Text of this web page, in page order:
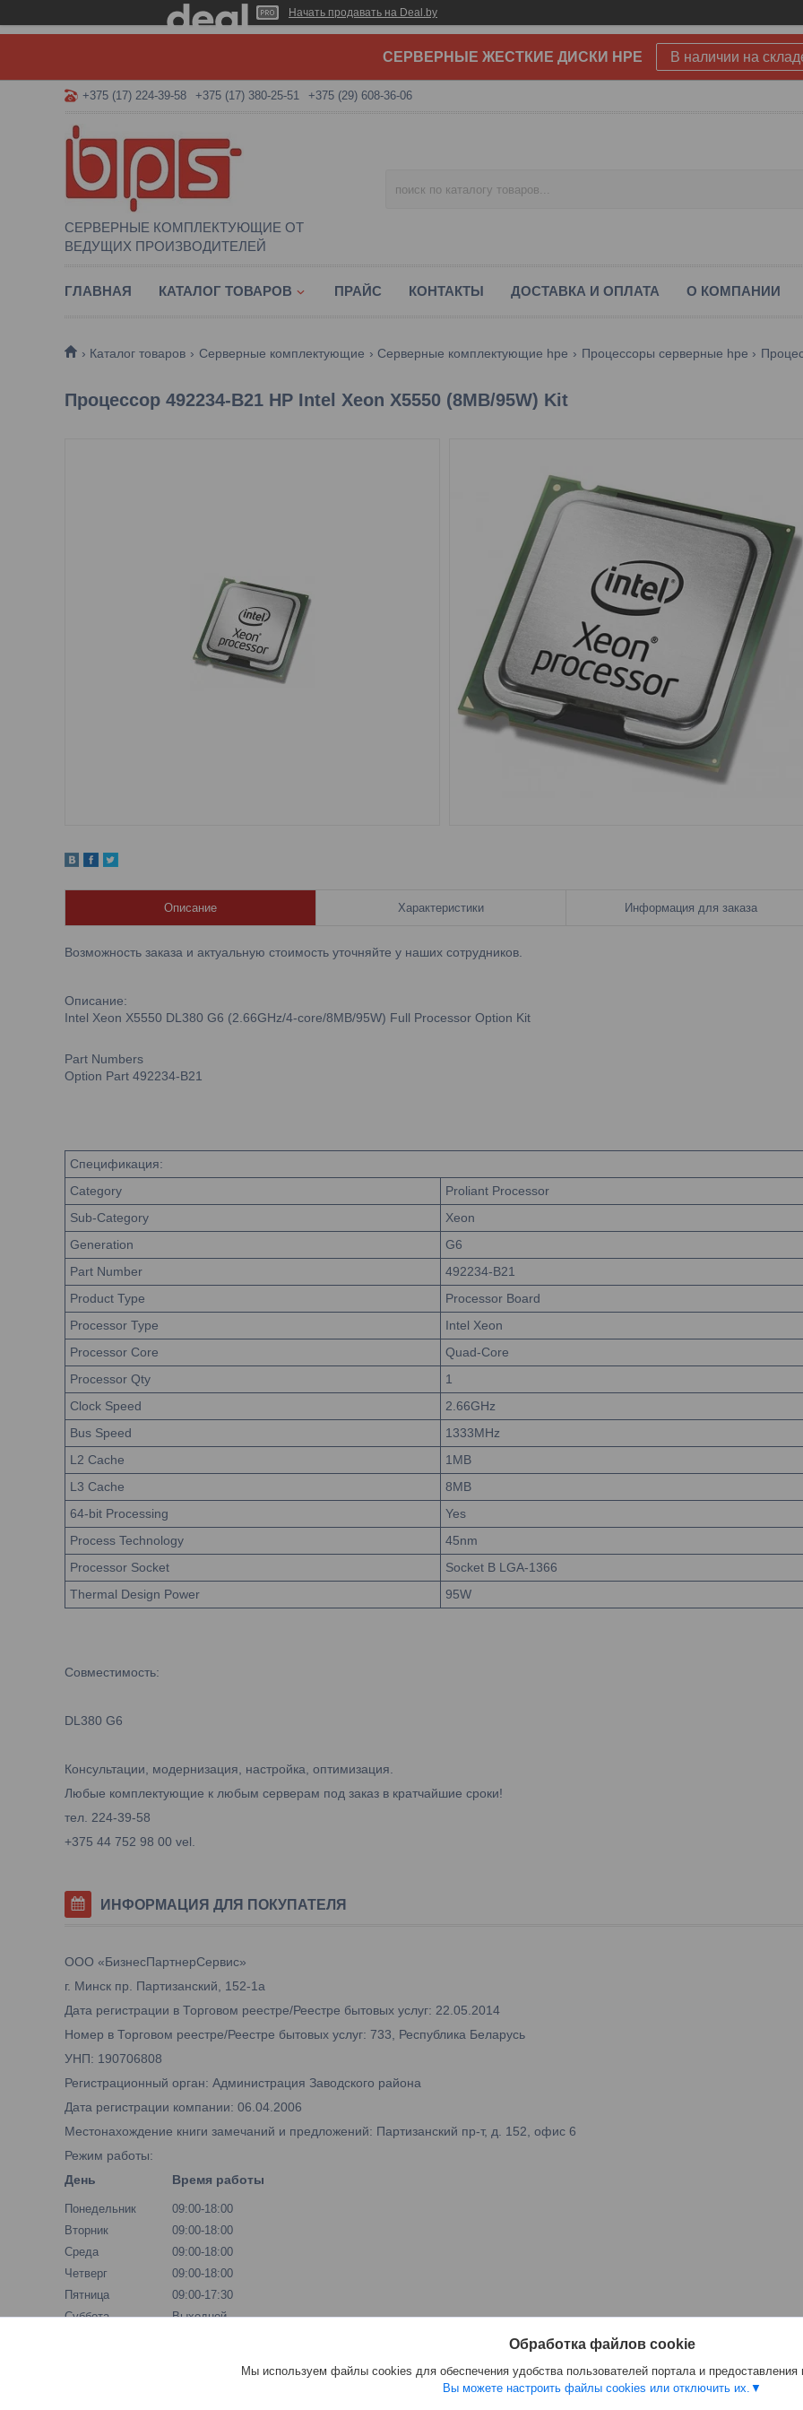
Начать продавать на Deal.by
СЕРВЕРНЫЕ ЖЕСТКИЕ ДИСКИ HPE В наличии на
+375 (17) 224-39-58 +375 (17) 380-25-51 +375 (29) 608-36-06
СЕРВЕРНЫЕ КОМПЛЕКТУЮЩИЕ ОТ
ВЕДУЩИХ ПРОИЗВОДИТЕЛЕЙ
ГЛАВНАЯ КАТАЛОГ ТОВАРОВ ПРАЙС КОНТАКТЫ ДОСТАВКА И ОПЛАТА О КОМПАНИИ
Каталог товаров Серверные комплектующие Серверные комплектующие hpe Процессоры серверные hpe
Процессор 492234-B21 HP Intel Xeon X5550 (8MB/95W) Kit
Описание Характеристики Информация для заказа
Возможность заказа и актуальную стоимость уточняйте у наших сотрудников.
Описание:
Intel Xeon X5550 DL380 G6 (2.66GHz/4-core/8MB/95W) Full Processor Option Kit
Part Numbers
Option Part 492234-B21
Спецификация:
Category
Proliant Processor
Sub-Category
Xeon
Generation
G6
Part Number
492234-B21
Product Type
Processor Board
Processor Type
Intel Xeon
Processor Core
Quad-Core
Processor Qty
1
Clock Speed
2.66GHz
Bus Speed
1333MHz
L2 Cache
1MB
L3 Cache
8MB
64-bit Processing
Yes
Process Technology
45nm
Processor Socket
Socket B LGA-1366
Thermal Design Power
95W
Совместимость:
DL380 G6
Консультации, модернизация, настройка, оптимизация.
Любые комплектующие к любым серверам под заказ в кратчайшие сроки!
тел. 224-39-58
+375 44 752 98 00 vel.
ИНФОРМАЦИЯ ДЛЯ ПОКУПАТЕЛЯ
ООО «БизнесПартнерСервис»
г. Минск пр. Партизанский, 152-1а
Дата регистрации в Торговом реестре/Реестре бытовых услуг: 22.05.2014
Номер в Торговом реестре/Реестре бытовых услуг: 733, Республика Беларусь
УНП: 190706808
Регистрационный орган: Администрация Заводского района
Дата регистрации компании: 06.04.2006
Местонахождение книги замечаний и предложений: Партизанский пр-т, д. 152, офис 6
Режим работы:
День
Время работы
Понедельник
09:00-18:00
Вторник
09:00-18:00
Среда
09:00-18:00
Четверг
09:00-18:00
Пятница
09:00-17:30
Суббота
Выходной
Обработка файлов cookie
Мы используем файлы cookies для обеспечения удобства пользователей портала и предоставления
Вы можете настроить файлы cookies или отключить их.